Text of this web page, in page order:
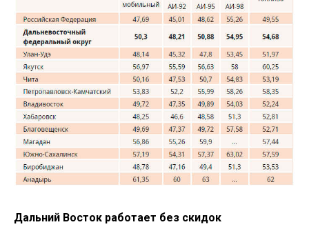
Дальний Восток работает без скидок